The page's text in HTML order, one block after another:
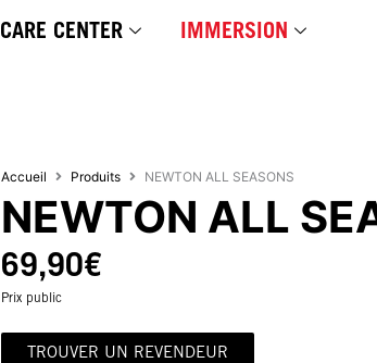
CARE CENTER IMMERSION
Accueil Produits NEWTON ALL SEASONS
NEWTON ALL
69,90€
Prix public
TROUVER UN REVENDEUR